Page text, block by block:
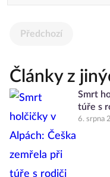
Předchozí
Články z
Smrt
túře s
6. srpna